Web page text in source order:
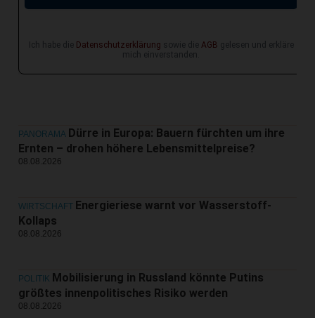
Ich habe die Datenschutzerklärung sowie die AGB gelesen und erkläre
mich einverstanden.
PANORAMA Dürre in Europa: Bauern fürchten um ihre
Ernten – drohen höhere Lebensmittelpreise?
08.08.2026
WIRTSCHAFT Energieriese warnt vor Wasserstoff-
Kollaps
08.08.2026
POLITIK Mobilisierung in Russland könnte Putins
größtes innenpolitisches Risiko werden
08.08.2026